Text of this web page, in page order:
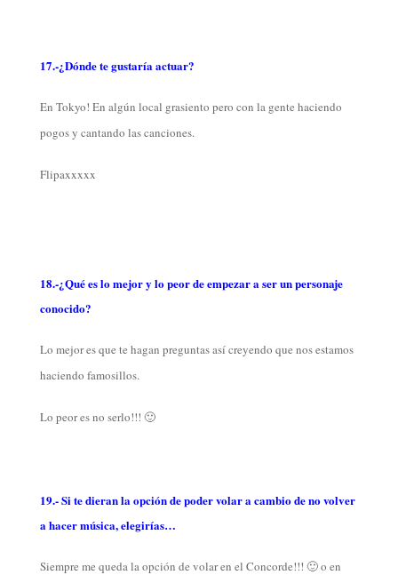
17.-¿Dónde te gustaría actuar?
En Tokyo! En algún local grasiento pero con la gente haciendo
pogos y cantando las canciones.
Flipaxxxxx
18.-¿Qué es lo mejor y lo peor de empezar a ser un personaje
conocido?
Lo mejor es que te hagan preguntas así creyendo que nos estamos
haciendo famosillos.
Lo peor es no serlo!!! 🙂
19.- Si te dieran la opción de poder volar a cambio de no volver
a hacer música, elegirías…
Siempre me queda la opción de volar en el Concorde!!! 🙂 o en